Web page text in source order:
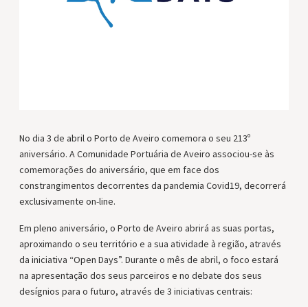
No dia 3 de abril o Porto de Aveiro comemora o seu 213º
aniversário. A Comunidade Portuária de Aveiro associou-se às
comemorações do aniversário, que em face dos
constrangimentos decorrentes da pandemia Covid19, decorrerá
exclusivamente on-line.
Em pleno aniversário, o Porto de Aveiro abrirá as suas portas,
aproximando o seu território e a sua atividade à região, através
da iniciativa “Open Days”. Durante o mês de abril, o foco estará
na apresentação dos seus parceiros e no debate dos seus
desígnios para o futuro, através de 3 iniciativas centrais: